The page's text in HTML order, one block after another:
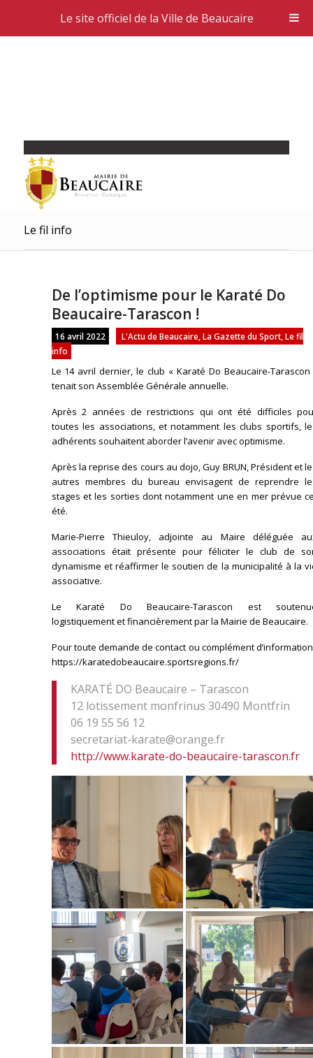
Le fil info
De l’optimisme pour le Karaté Do
Beaucaire-Tarascon !
16 avril 2022 L'Actu de Beaucaire, La Gazette du Sport, Le fil
info
Le 14 avril dernier, le club « Karaté Do Beaucaire-Tarascon
tenait son Assemblée Générale annuelle.
Après 2 années de restrictions qui ont été difficiles
toutes les associations, et notamment les clubs sportifs,
adhérents souhaitent aborder l’avenir avec optimisme.
Après la reprise des cours au dojo, Guy BRUN, Président et
autres membres du bureau envisagent de reprendre
stages et les sorties dont notamment une en mer prévue
été.
Marie-Pierre Thieuloy, adjointe au Maire déléguée
associations était présente pour féliciter le club de
dynamisme et réaffirmer le soutien de la municipalité à la
associative.
Le Karaté Do Beaucaire-Tarascon est
logistiquement et financièrement par la Mairie de Beaucaire.
Pour toute demande de contact ou complément
https://karatedobeaucaire.sportsregions.fr/
KARATÉ DO Beaucaire – Tarascon
12 lotissement monfrinus 30490 Montfrin
06 19 55 56 12
secretariat-karate@orange.fr
http://www.karate-do-beaucaire-tarascon.fr
Le site officiel de la Ville de Beaucaire